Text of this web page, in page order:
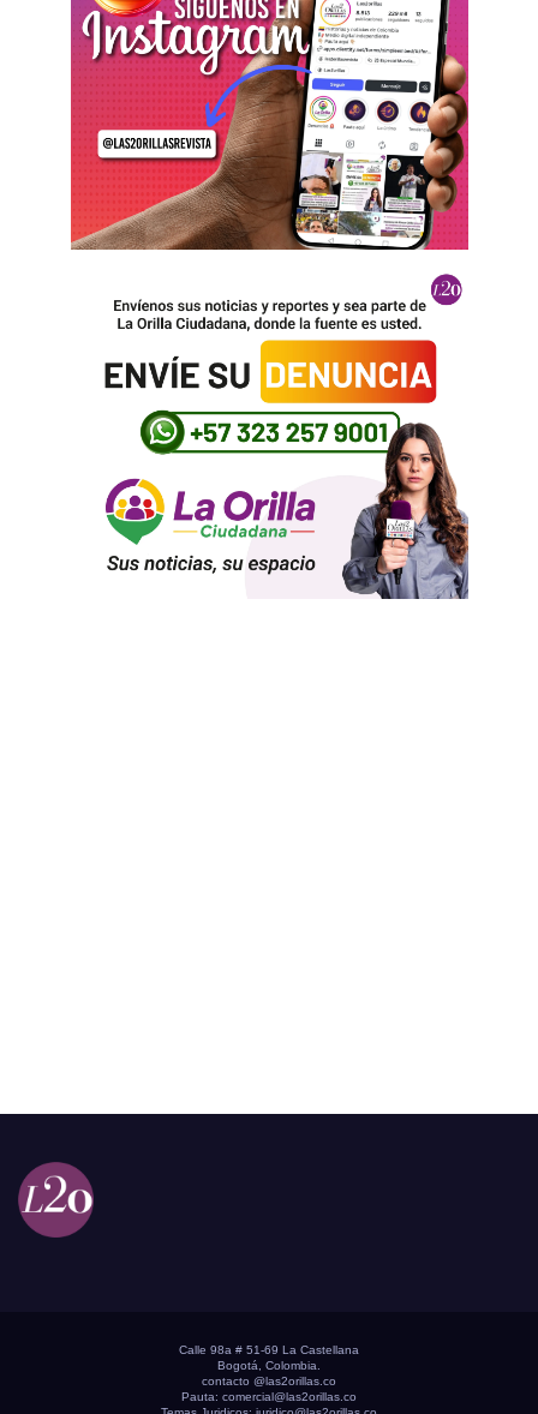
Calle 98a # 51-69 La Castellana
Bogotá, Colombia.
contacto @las2orillas.co
Pauta: comercial@las2orillas.co